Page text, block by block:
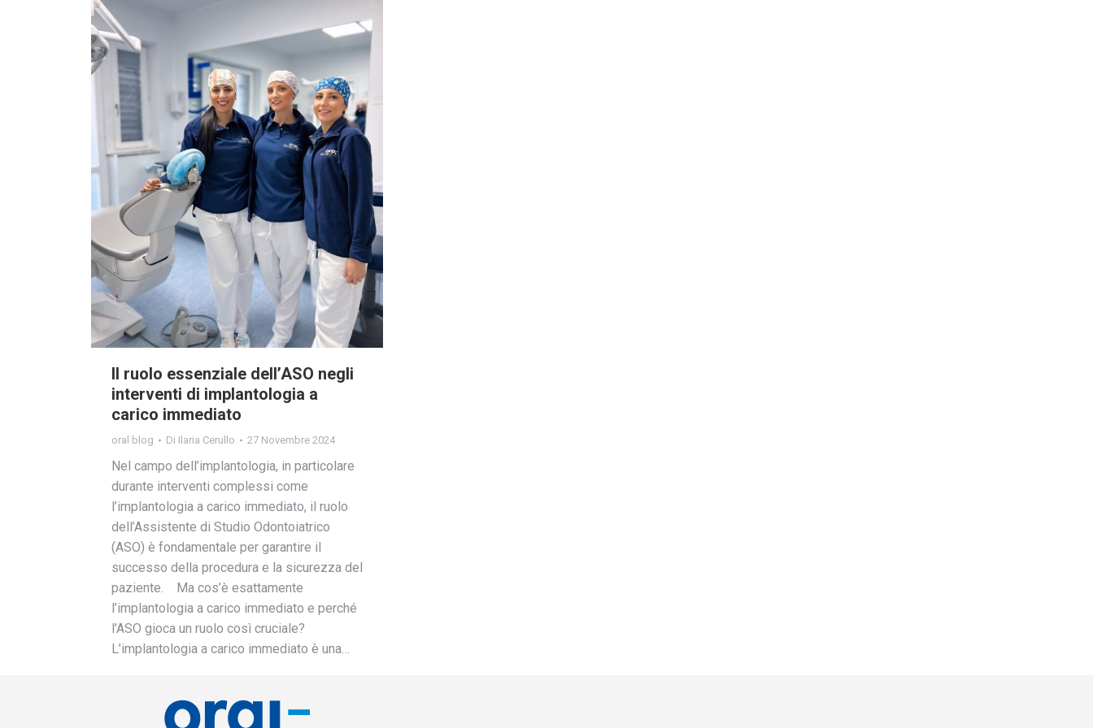
Il ruolo essenziale dell’ASO negli
interventi di implantologia a
carico immediato
oral blog Di Ilaria Cerullo 27 Novembre 2024
Nel campo dell’implantologia, in particolare
durante interventi complessi come
l’implantologia a carico immediato, il ruolo
dell’Assistente di Studio Odontoiatrico
(ASO) è fondamentale per garantire il
successo della procedura e la sicurezza del
paziente. Ma cos’è esattamente
l’implantologia a carico immediato e perché
l’ASO gioca un ruolo così cruciale?
L’implantologia a carico immediato è una…